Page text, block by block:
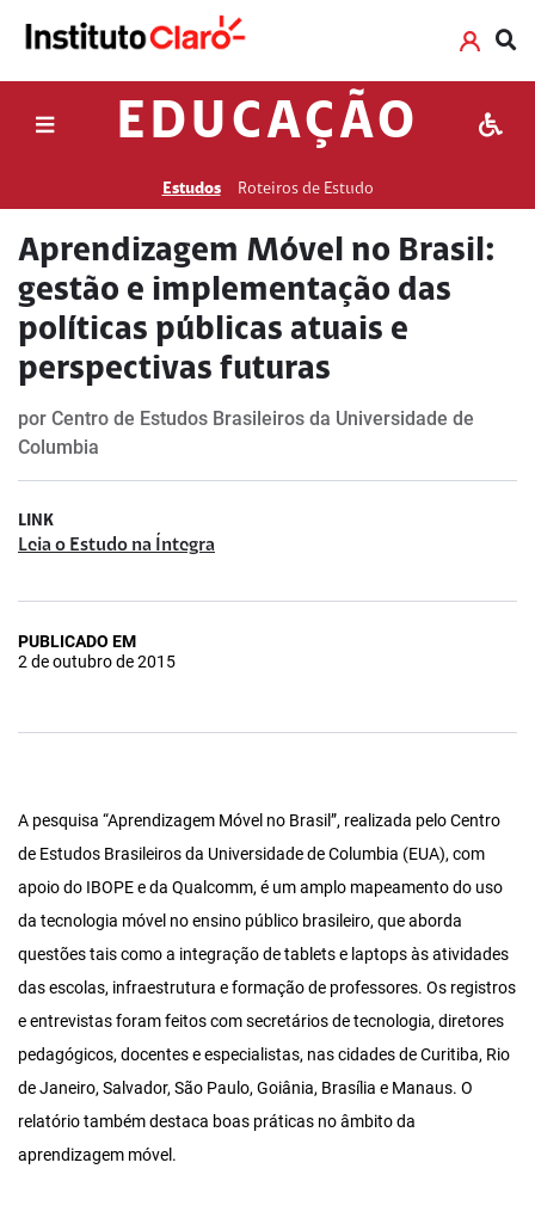
EDUCAÇÃO
Estudos Roteiros de Estudo
Aprendizagem Móvel no Brasil:
gestão e implementação das
políticas públicas atuais e
perspectivas futuras
por Centro de Estudos Brasileiros da Universidade de
Columbia
LINK
Leia o Estudo na Íntegra
PUBLICADO EM
2 de outubro de 2015
A pesquisa “Aprendizagem Móvel no Brasil”, realizada pelo Centro
de Estudos Brasileiros da Universidade de Columbia (EUA), com
apoio do IBOPE e da Qualcomm, é um amplo mapeamento do uso
da tecnologia móvel no ensino público brasileiro, que aborda
questões tais como a integração de tablets e laptops às atividades
das escolas, infraestrutura e formação de professores. Os registros
e entrevistas foram feitos com secretários de tecnologia, diretores
pedagógicos, docentes e especialistas, nas cidades de Curitiba, Rio
de Janeiro, Salvador, São Paulo, Goiânia, Brasília e Manaus. O
relatório também destaca boas práticas no âmbito da
aprendizagem móvel.